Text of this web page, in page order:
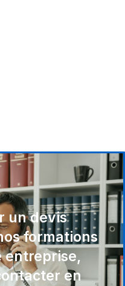
un devis
formations
entreprise,
en